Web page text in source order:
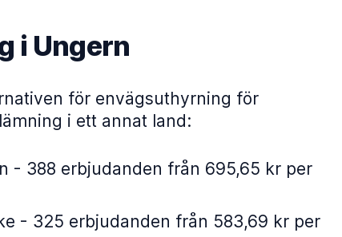
i Ungern
för envägsuthyrning för
i ett annat land:
- 388 erbjudanden från 695,65 kr per
- 325 erbjudanden från 583,69 kr per